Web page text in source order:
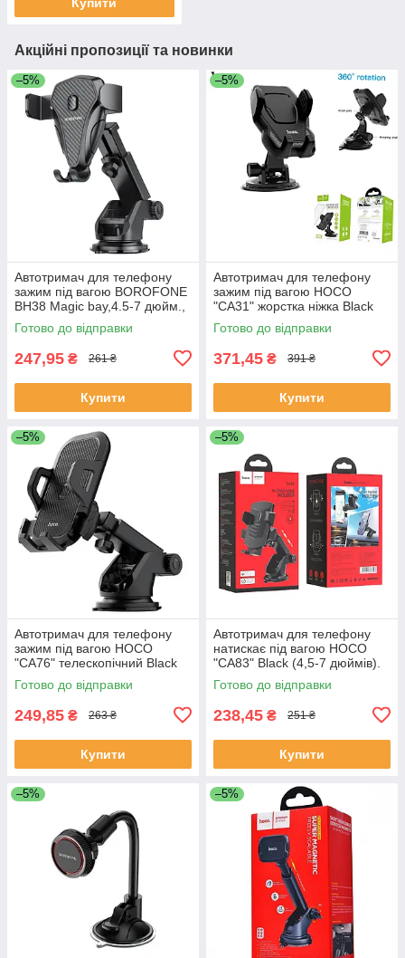
Акційні пропозиції та новинки
–5%
Автотримач для телефону
зажим під вагою BOROFONE
BH38 Magic bay,4.5-7 дюйм.,
мереживокопичний Black
Готово до відправки
247,95 ₴ 261 ₴
Купити
–5%
Автотримач для телефону
зажим під вагою HOCO
"CA31" жорстка ніжка Black
Готово до відправки
371,45 ₴ 391 ₴
Купити
–5%
Автотримач для телефону
зажим під вагою HOCO
"CA76" телескопічний Black
Готово до відправки
249,85 ₴ 263 ₴
Купити
–5%
Автотримач для телефону
натискає під вагою HOCO
"CA83" Black (4,5-7 дюймів).
Готово до відправки
238,45 ₴ 251 ₴
Купити
–5% –5%